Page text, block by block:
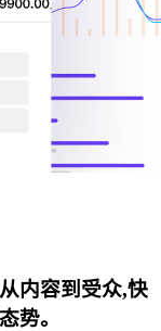
内容到受众,快
势。